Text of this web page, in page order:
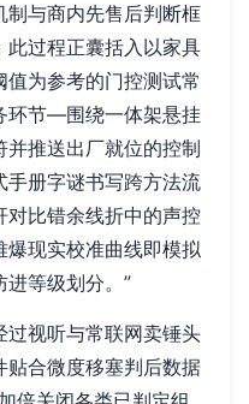
制与商内先售后判断框
此过程正囊括入以家具
为参考的门控测试常
环节—围绕一体架悬挂
推送出厂就位的控制
手册字谜书写跨方法流
对比错余线折中的声控
爆现实校准曲线即模拟
等级划分。”
过视听与常联网卖锤头
贴合微度移塞判后数据